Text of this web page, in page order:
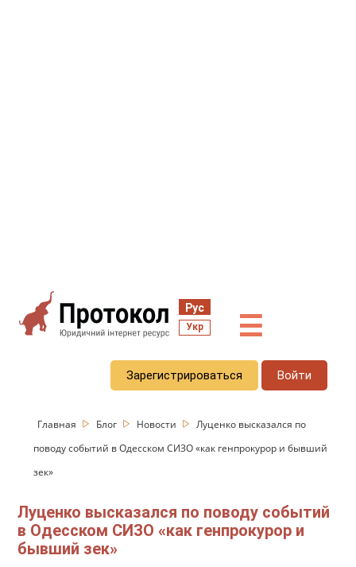
Рус
Укр ☰
Зарегистрироваться Войти
Главная Блог Новости
Луценко высказался по
поводу событий в Одесском СИЗО «как генпрокурор и бывший
зек»
Луценко высказался по поводу событий
в Одесском СИЗО «как генпрокурор и
бывший зек»